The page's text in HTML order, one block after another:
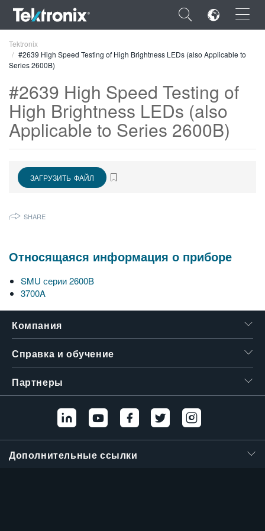
×
ENGLISH
FRANÇAIS
VIỆT NAM
한국어
繁體中文
Tektronix
#2639 High Speed Testing of High Brightness LEDs (also Applicable to
Series 2600B)
#2639 High Speed Testing of
High Brightness LEDs (also
Applicable to Series 2600B)
ЗАГРУЗИТЬ ФАЙЛ
SHARE
Относящаяся информация о приборе
SMU серии 2600B
3700A
Компания
Справка и обучение
Партнеры
Дополнительные ссылки